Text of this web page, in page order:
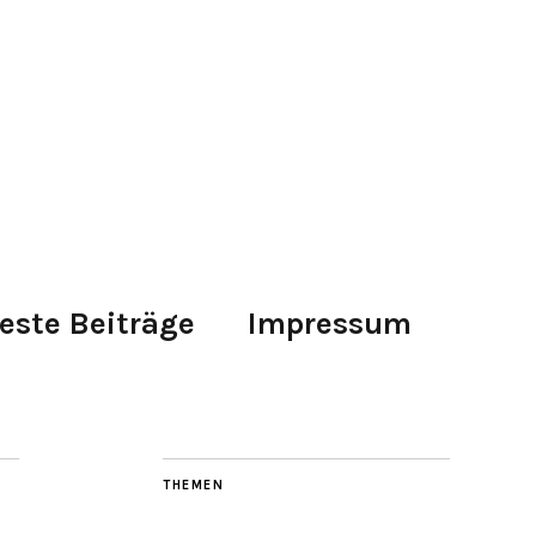
Beiträge Impressum
THEMEN